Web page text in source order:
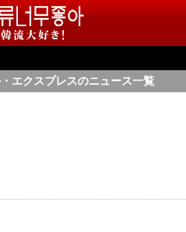
エクスプレスのニュース一覧